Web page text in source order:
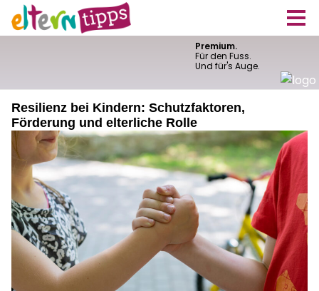
Resilienz bei Kindern: Schutzfaktoren,
Förderung und elterliche Rolle